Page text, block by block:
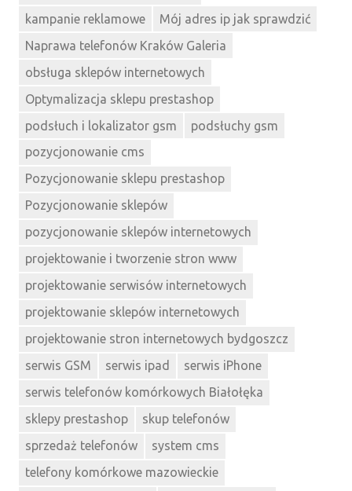
kampanie reklamowe
Mój adres ip jak sprawdzić
Naprawa telefonów Kraków Galeria
obsługa sklepów internetowych
Optymalizacja sklepu prestashop
podsłuch i lokalizator gsm
podsłuchy gsm
pozycjonowanie cms
Pozycjonowanie sklepu prestashop
Pozycjonowanie sklepów
pozycjonowanie sklepów internetowych
projektowanie i tworzenie stron www
projektowanie serwisów internetowych
projektowanie sklepów internetowych
projektowanie stron internetowych bydgoszcz
serwis GSM
serwis ipad
serwis iPhone
serwis telefonów komórkowych Białołęka
sklepy prestashop
skup telefonów
sprzedaż telefonów
system cms
telefony komórkowe mazowieckie